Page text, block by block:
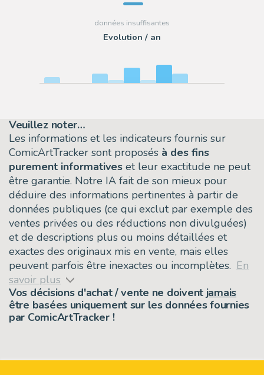
Evolution / an
Veuillez noter…
Les informations et les indicateurs fournis sur
ComicArtTracker sont proposés à des fins
purement informatives et leur exactitude ne peut
être garantie. Notre IA fait de son mieux pour
déduire des informations pertinentes à partir de
données publiques (ce qui exclut par exemple des
ventes privées ou des réductions non divulguées)
et de descriptions plus ou moins détaillées et
exactes des originaux mis en vente, mais elles
peuvent parfois être inexactes ou incomplètes. En
savoir plus
Vos décisions d'achat / vente ne doivent jamais
être basées uniquement sur les données fournies
par ComicArtTracker !